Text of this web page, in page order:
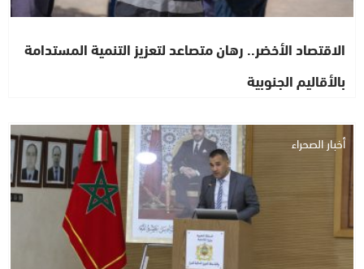
الاقتصاد الأخضر.. رهان متصاعد لتعزيز التنمية المستدامة
بالأقاليم الجنوبية
أخبار الصحراء